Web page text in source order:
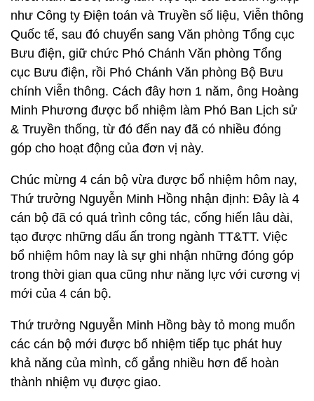
như Công ty Điện toán và Truyền số liệu, Viễn thông
Quốc tế, sau đó chuyển sang Văn phòng Tổng cục
Bưu điện, giữ chức Phó Chánh Văn phòng Tổng
cục Bưu điện, rồi Phó Chánh Văn phòng Bộ Bưu
chính Viễn thông. Cách đây hơn 1 năm, ông Hoàng
Minh Phương được bổ nhiệm làm Phó Ban Lịch sử
& Truyền thống, từ đó đến nay đã có nhiều đóng
góp cho hoạt động của đơn vị này.
Chúc mừng 4 cán bộ vừa được bổ nhiệm hôm nay,
Thứ trưởng Nguyễn Minh Hồng nhận định: Đây là 4
cán bộ đã có quá trình công tác, cống hiến lâu dài,
tạo được những dấu ấn trong ngành TT&TT. Việc
bổ nhiệm hôm nay là sự ghi nhận những đóng góp
trong thời gian qua cũng như năng lực với cương vị
mới của 4 cán bộ.
Thứ trưởng Nguyễn Minh Hồng bày tỏ mong muốn
các cán bộ mới được bổ nhiệm tiếp tục phát huy
khả năng của mình, cố gắng nhiều hơn để hoàn
thành nhiệm vụ được giao.